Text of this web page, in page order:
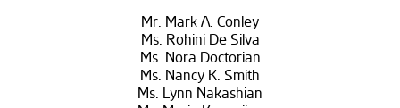
Mr. Mark A. Conley
Ms. Rohini De Silva
Ms. Nora Doctorian
Ms. Nancy K. Smith
Ms. Lynn Nakashian